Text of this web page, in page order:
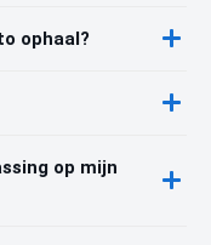
ophaal?
op mijn